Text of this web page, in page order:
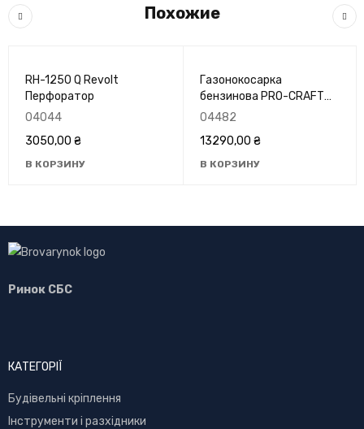
Похожие
RH-1250 Q Revolt
Перфоратор
04044
3050,00 ₴
В КОРЗИНУ
Газонокосарка
бензинова PRO-CRAFT
PLM-460
04482
13290,00 ₴
В КОРЗИНУ
Ринок СБС
КАТЕГОРІЇ
Будівельні кріплення
Інструменти і разхідники